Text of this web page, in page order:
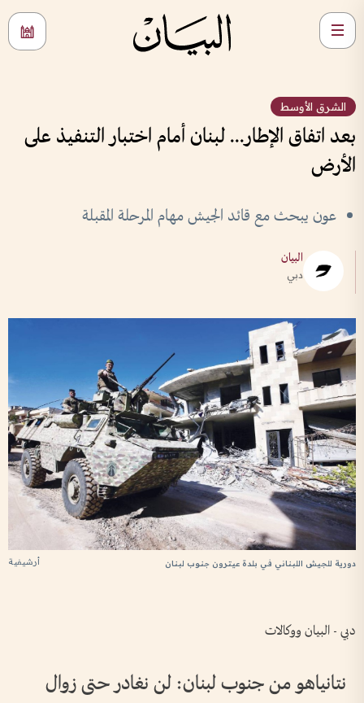
الشرق الأوسط
بعد اتفاق الإطار... لبنان أمام اختبار التنفيذ على
الأرض
عون يبحث مع قائد الجيش مهام المرحلة المقبلة
البيان
دبي
أرشيفية دورية للجيش اللبناني في بلدة عيترون جنوب لبنان
دبي - البيان ووكالات
نتانياهو من جنوب لبنان: لن نغادر حتى زوال